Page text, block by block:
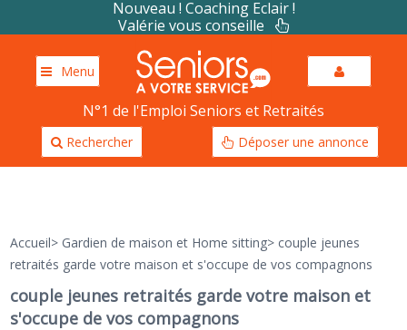
Nouveau ! Coaching Eclair !
Valérie vous conseille
Menu
N°1 de l'Emploi Seniors et Retraités
Rechercher Déposer une annonce
Accueil> Gardien de maison et Home sitting> couple jeunes
retraités garde votre maison et s'occupe de vos compagnons
couple jeunes retraités garde votre maison et
s'occupe de vos compagnons